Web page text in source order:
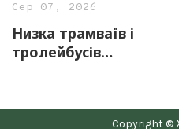
Сер 07, 2026
Низка трамваїв і
тролейбусів
Copyright ©